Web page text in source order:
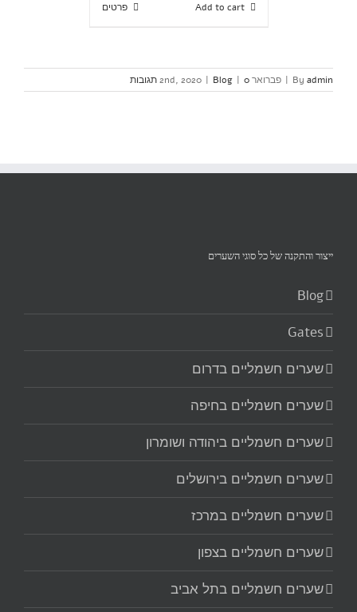
Add to cart פרטים
By admin
| פברואר 2nd, 2020 | Blog | 0 תגובות
ייצור והתקנה של כל סוגי השערים‏
Blog
Gates
שערים חשמליים בדרום
שערים חשמליים בחיפה
שערים חשמליים ביהודה ושומרון
שערים חשמליים בירושלים
שערים חשמליים במרכז
שערים חשמליים בצפון
שערים חשמליים בתל אביב